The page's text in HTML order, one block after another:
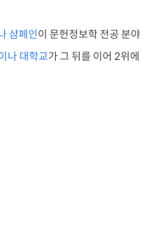
샴페인이 문헌정보학 전공 분야
나 대학교가 그 뒤를 이어 2위에